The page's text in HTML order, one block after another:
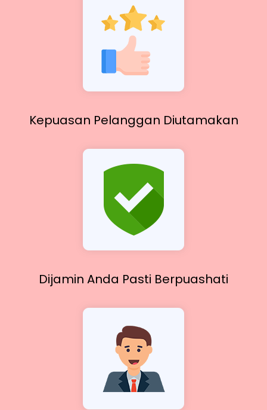
Kepuasan Pelanggan Diutamakan
Dijamin Anda Pasti Berpuashati